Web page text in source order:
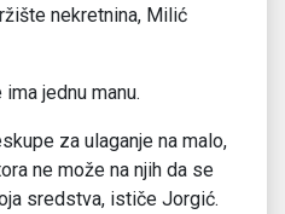
nekretnina, Milić
ima jednu manu.
za ulaganje na malo,
ne može na njih da se
sredstva, ističe Jorgić.